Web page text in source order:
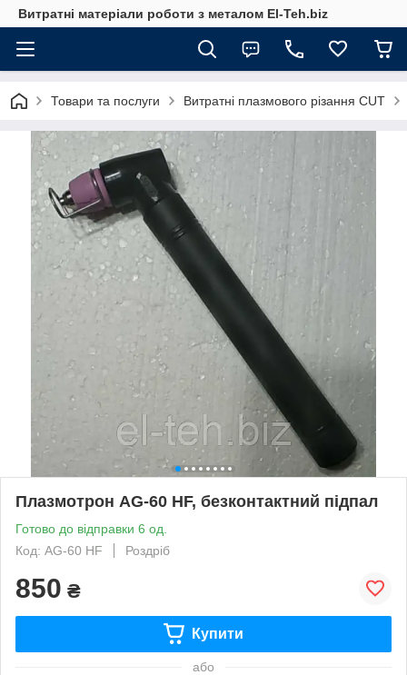
Витратні матеріали роботи з металом El-Teh.biz
Товари та послуги Витратні плазмового різання CUT
Плазмотрон AG-60 HF, безконтактний підпал
Готово до відправки 6 од.
Код: AG-60 HF
Роздріб
850 ₴
Купити
або